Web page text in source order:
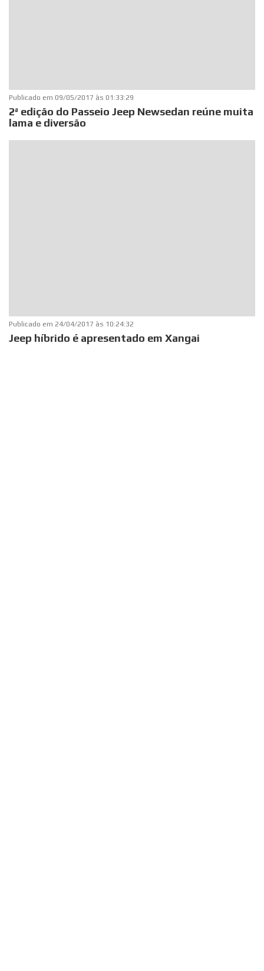
Publicado em 09/05/2017 às 01:33:29
2ª edição do Passeio Jeep Newsedan reúne muita
lama e diversão
Publicado em 24/04/2017 às 10:24:32
Jeep híbrido é apresentado em Xangai